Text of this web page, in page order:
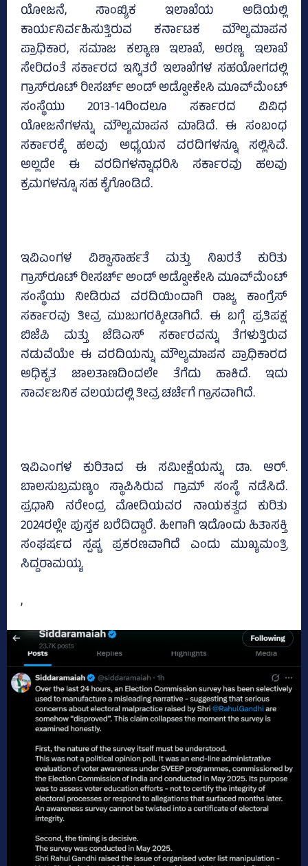
ಯೋಜನೆ, ಸಾಂಖ್ಯಿಕ ಇಲಾಖೆಯ ಅಡಿಯಲ್ಲಿ
ಕಾರ್ಯನಿರ್ವಹಿಸುತ್ತಿರುವ ಕರ್ನಾಟಕ ಮೌಲ್ಯಮಾಪನ
ಪ್ರಾಧಿಕಾರ, ಸಮಾಜ ಕಲ್ಯಾಣ ಇಲಾಖೆ, ಅರಣ್ಯ ಇಲಾಖೆ
ಸೇರಿದಂತೆ ಸರ್ಕಾರದ ಇನ್ನಿತರೆ ಇಲಾಖೆಗಳ ಸಹಯೋಗದಲ್ಲಿ
ಗ್ರಾಸ್‌ರೂಟ್‌ ರೀಸರ್ಚ್‌ ಅಂಡ್‌ ಅಡ್ವೋಕೇಸಿ ಮೂವ್‌ಮೆಂಟ್‌
ಸಂಸ್ಥೆಯು 2013-14ರಿಂದಲೂ ಸರ್ಕಾರದ ವಿವಿಧ
ಯೋಜನೆಗಳನ್ನು ಮೌಲ್ಯಮಾಪನ ಮಾಡಿದೆ. ಈ ಸಂಬಂಧ
ಸರ್ಕಾರಕ್ಕೆ ಹಲವು ಅಧ್ಯಯನ ವರದಿಗಳನ್ನೂ ಸಲ್ಲಿಸಿವೆ.
ಅಲ್ಲದೇ ಈ ವರದಿಗಳನ್ನಾಧರಿಸಿ ಸರ್ಕಾರವು ಹಲವು
ಕ್ರಮಗಳನ್ನೂ ಸಹ ಕೈಗೊಂಡಿದೆ.
ಇವಿಎಂಗಳ ವಿಶ್ವಾಸಾರ್ಹತೆ ಮತ್ತು ನಿಖರತೆ ಕುರಿತು
ಗ್ರಾಸ್‌ರೂಟ್‌ ರೀಸರ್ಚ್‌ ಅಂಡ್‌ ಅಡ್ವೋಕೇಸಿ ಮೂವ್‌ಮೆಂಟ್‌
ಸಂಸ್ಥೆಯು ನೀಡಿರುವ ವರದಿಯಿಂದಾಗಿ ರಾಜ್ಯ ಕಾಂಗ್ರೆಸ್‌
ಸರ್ಕಾರವು ತೀವ್ರ ಮುಜುಗರಕ್ಕೀಡಾಗಿದೆ. ಈ ಬಗ್ಗೆ ಪ್ರತಿಪಕ್ಷ
ಬಿಜೆಪಿ ಮತ್ತು ಜೆಡಿಎಸ್‌ ಸರ್ಕಾರವನ್ನು ತೆಗಳುತ್ತಿರುವ
ನಡುವೆಯೇ ಈ ವರದಿಯನ್ನು ಮೌಲ್ಯಮಾಪನ ಪ್ರಾಧಿಕಾರದ
ಅಧಿಕೃತ ಜಾಲತಾಣದಿಂದಲೇ ತೆಗೆದು ಹಾಕಿದೆ. ಇದು
ಸಾರ್ವಜನಿಕ ವಲಯದಲ್ಲಿ ತೀವ್ರ ಚರ್ಚೆಗೆ ಗ್ರಾಸವಾಗಿದೆ.
ಇವಿಎಂಗಳ ಕುರಿತಾದ ಈ ಸಮೀಕ್ಷೆಯನ್ನು ಡಾ. ಆರ್.
ಬಾಲಸುಬ್ರಮಣ್ಯಂ ಸ್ಥಾಪಿಸಿರುವ ಗ್ರಾಮ್‌ ಸಂಸ್ಥೆ ನಡೆಸಿದೆ.
ಪ್ರಧಾನಿ ನರೇಂದ್ರ ಮೋದಿಯವರ ನಾಯಕತ್ವದ ಕುರಿತು
2024ರಲ್ಲೇ ಪುಸ್ತಕ ಬರೆದಿದ್ದಾರೆ. ಹೀಗಾಗಿ ಇದೊಂದು ಹಿತಾಸಕ್ತಿ
ಸಂಘರ್ಷದ ಸ್ಪಷ್ಟ ಪ್ರಕರಣವಾಗಿದೆ ಎಂದು ಮುಖ್ಯಮಂತ್ರಿ
ಸಿದ್ದರಾಮಯ್ಯ
,